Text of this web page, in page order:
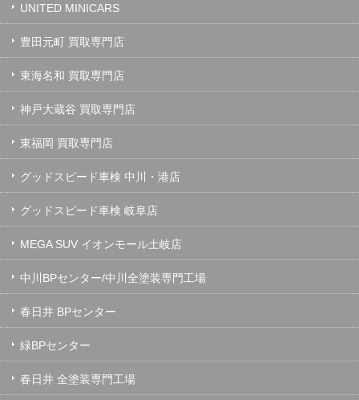
UNITED MINICARS
豊田元町 買取専門店
東海名和 買取専門店
神戸大蔵谷 買取専門店
東福岡 買取専門店
グッドスピード車検 中川・港店
グッドスピード車検 岐阜店
MEGA SUV イオンモール土岐店
中川BPセンター/中川全塗装専門工場
春日井 BPセンター
緑BPセンター
春日井 全塗装専門工場